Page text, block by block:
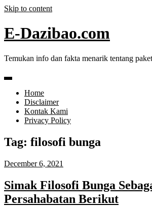
Skip to content
E-Dazibao.com
Temukan info dan fakta menarik tentang
Home
Disclaimer
Kontak Kami
Privacy Policy
Tag: filosofi bunga
December 6, 2021
Simak Filosofi Bunga
Persahabatan Berikut